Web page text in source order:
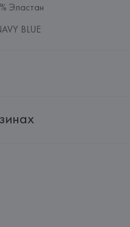
Эластан
BLUE
220030, г. Минск, ул.